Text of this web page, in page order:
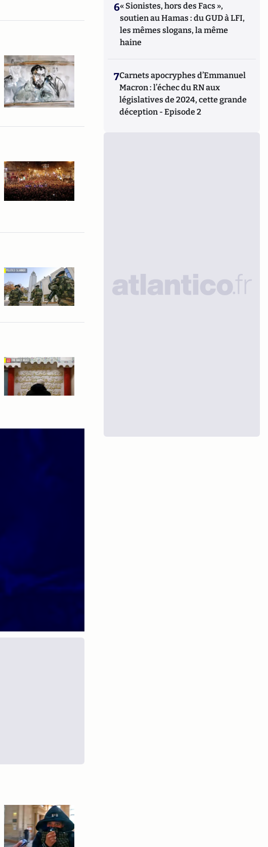
6« Sionistes, hors des Facs »,
soutien au Hamas : du GUD à LFI,
les mêmes slogans, la même
haine
7Carnets apocryphes d’Emmanuel
Macron : l’échec du RN aux
législatives de 2024, cette grande
déception - Episode 2